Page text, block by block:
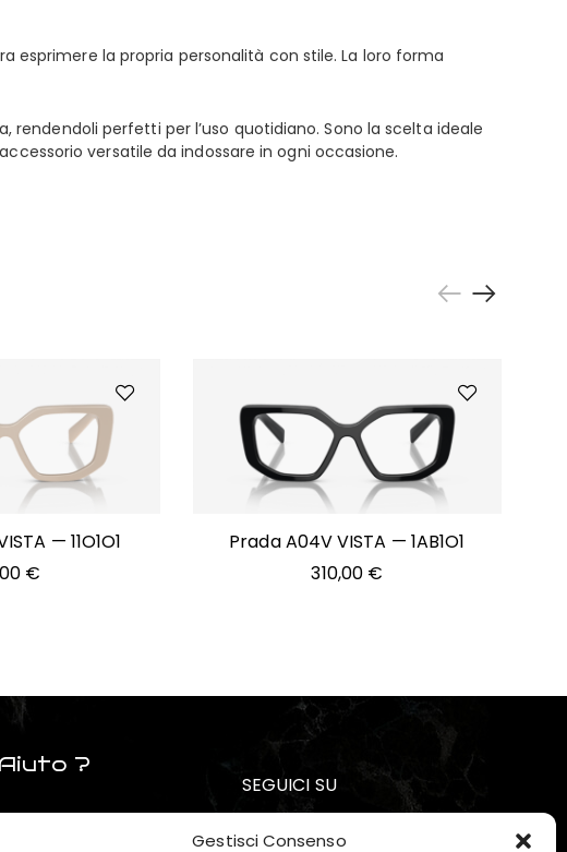
Gestisci Consenso
esprimere la propria personalità con stile. La loro forma
perfetti per l’uso quotidiano. Sono la scelta ideale
versatile da indossare in ogni occasione.
— 11O1O1
€
Prada A04V VISTA — 1AB1O1
310,00 €
?
SEGUICI SU